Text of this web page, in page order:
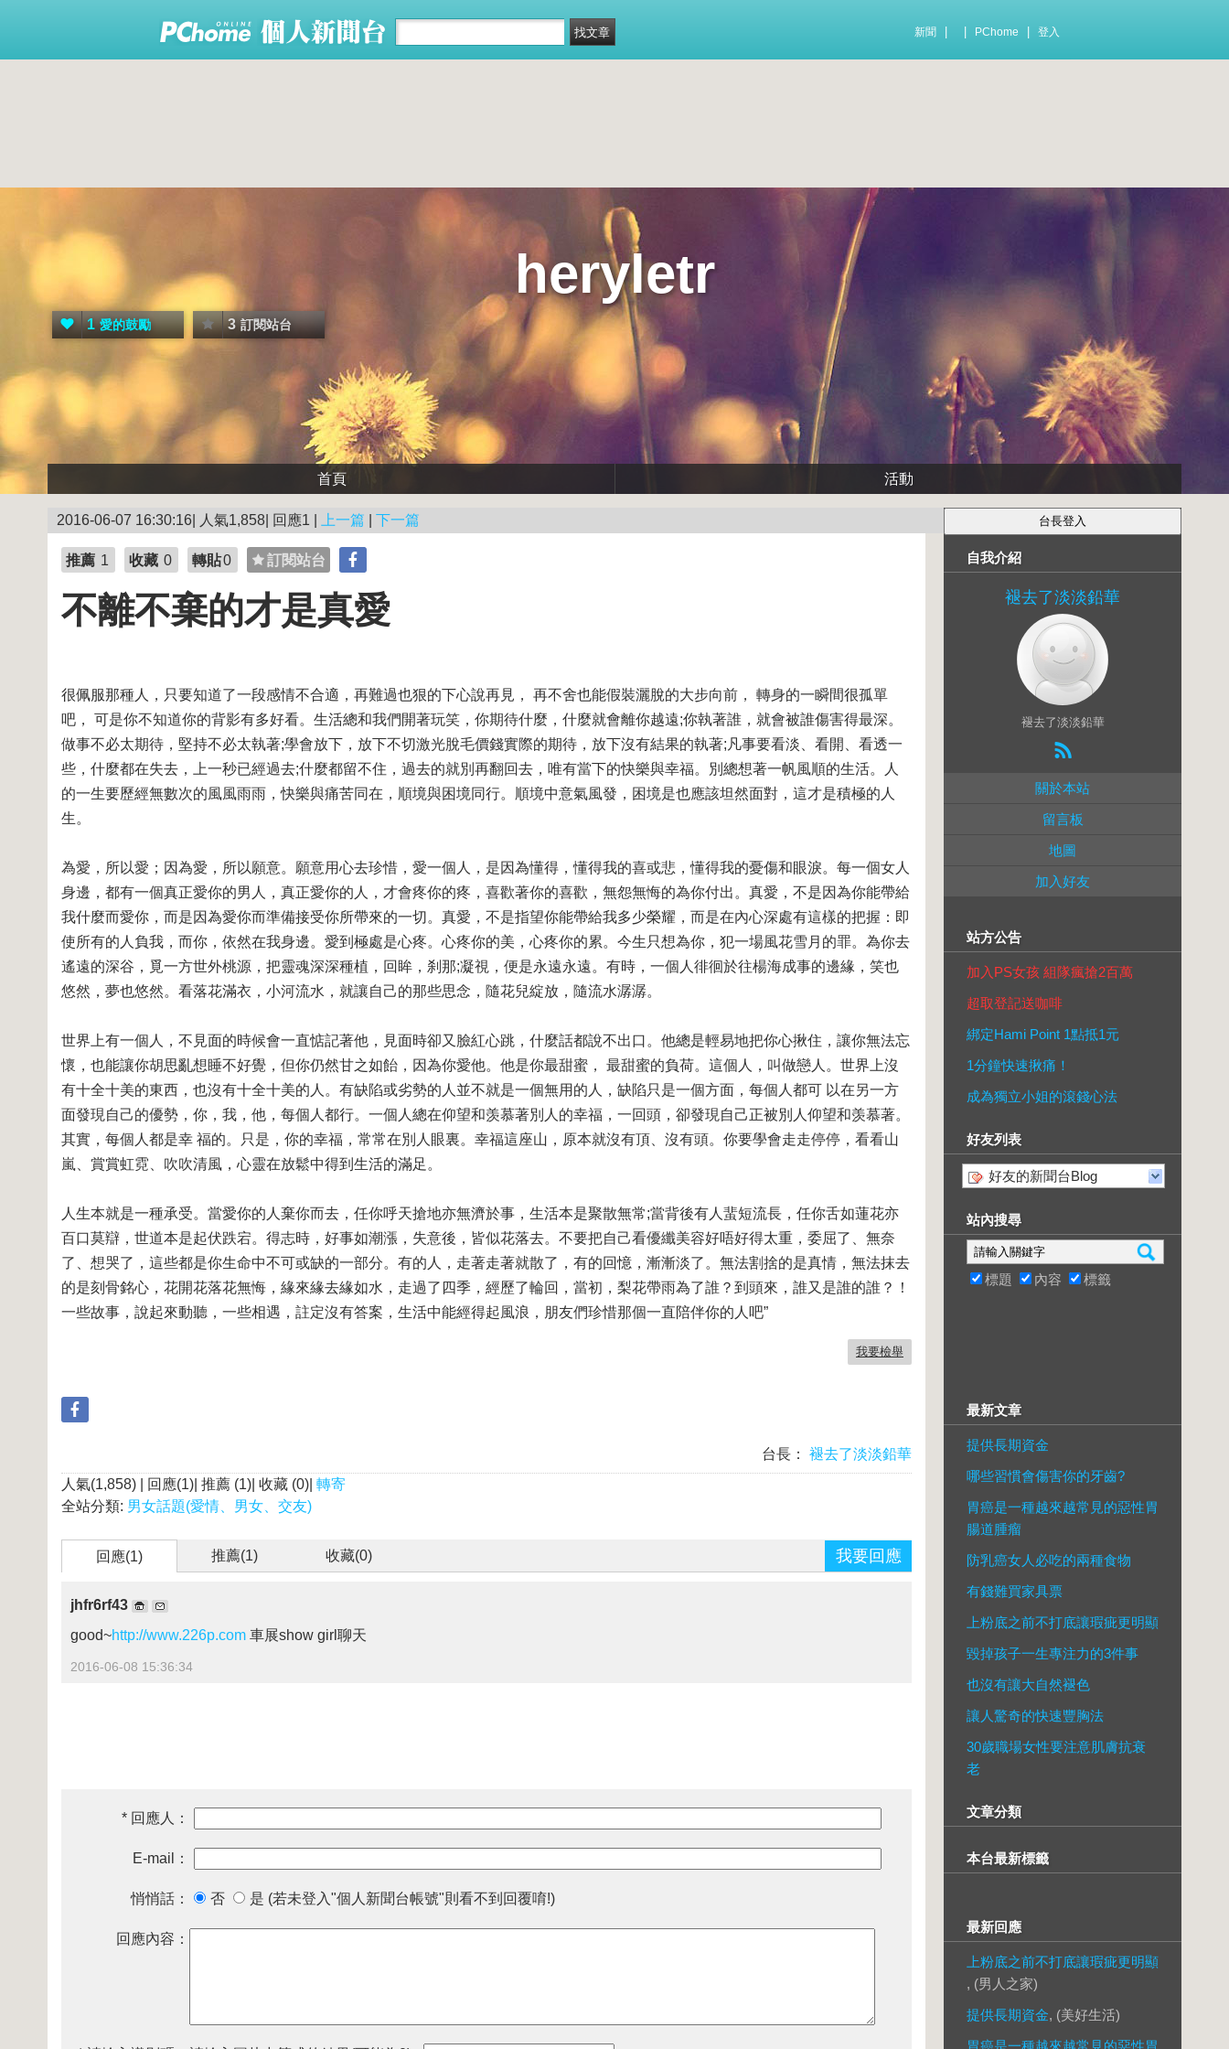
新聞 PChome 登入
heryletr
1 愛的鼓勵 3 訂閱站台
首頁 活動
2016-06-07 16:30:16| 人氣1,858| 回應1 | 上一篇 下一篇
推薦 1 收藏 0 轉貼0 訂閱站台
不離不棄的才是真愛
很佩服那種人，只要知道了一段感情不合適，再難過也狠的下心說再見， 再不舍也能假裝灑脫的大步向前， 轉身的一瞬間很孤單
吧， 可是你不知道你的背影有多好看。生活總和我們開著玩笑，你期待什麼，什麼就會離你越遠;你執著誰，就會被誰傷害得最深。
做事不必太期待，堅持不必太執著;學會放下，放下不切激光脫毛價錢實際的期待，放下沒有結果的執著;凡事要看淡、看開、看透一
些，什麼都在失去，上一秒已經過去;什麼都留不住，過去的就別再翻回去，唯有當下的快樂與幸福。別總想著一帆風順的生活。人
的一生要歷經無數次的風風雨雨，快樂與痛苦同在，順境與困境同行。順境中意氣風發，困境是也應該坦然面對，這才是積極的人
生。
為愛，所以愛；因為愛，所以願意。願意用心去珍惜，愛一個人，是因為懂得，懂得我的喜或悲，懂得我的憂傷和眼淚。每一個女人
身邊，都有一個真正愛你的男人，真正愛你的人，才會疼你的疼，喜歡著你的喜歡，無怨無悔的為你付出。真愛，不是因為你能帶給
我什麼而愛你，而是因為愛你而準備接受你所帶來的一切。真愛，不是指望你能帶給我多少榮耀，而是在內心深處有這樣的把握：即
使所有的人負我，而你，依然在我身邊。愛到極處是心疼。心疼你的美，心疼你的累。今生只想為你，犯一場風花雪月的罪。為你去
遙遠的深谷，覓一方世外桃源，把靈魂深深種植，回眸，刹那;凝視，便是永遠永遠。有時，一個人徘徊於往楊海成事的邊緣，笑也
悠然，夢也悠然。看落花滿衣，小河流水，就讓自己的那些思念，隨花兒綻放，隨流水潺潺。
世界上有一個人，不見面的時候會一直惦記著他，見面時卻又臉紅心跳，什麼話都說不出口。他總是輕易地把你心揪住，讓你無法忘
懷，也能讓你胡思亂想睡不好覺，但你仍然甘之如飴，因為你愛他。他是你最甜蜜， 最甜蜜的負荷。這個人，叫做戀人。世界上沒
有十全十美的東西，也沒有十全十美的人。有缺陷或劣勢的人並不就是一個無用的人，缺陷只是一個方面，每個人都可 以在另一方
面發現自己的優勢，你，我，他，每個人都行。一個人總在仰望和羡慕著別人的幸福，一回頭，卻發現自己正被別人仰望和羡慕著。
其實，每個人都是幸 福的。只是，你的幸福，常常在別人眼裏。幸福這座山，原本就沒有頂、沒有頭。你要學會走走停停，看看山
嵐、賞賞虹霓、吹吹清風，心靈在放鬆中得到生活的滿足。
人生本就是一種承受。當愛你的人棄你而去，任你呼天搶地亦無濟於事，生活本是聚散無常;當背後有人蜚短流長，任你舌如蓮花亦
百口莫辯，世道本是起伏跌宕。得志時，好事如潮漲，失意後，皆似花落去。不要把自己看優纖美容好唔好得太重，委屈了、無奈
了、想哭了，這些都是你生命中不可或缺的一部分。有的人，走著走著就散了，有的回憶，漸漸淡了。無法割捨的是真情，無法抹去
的是刻骨銘心，花開花落花無悔，緣來緣去緣如水，走過了四季，經歷了輪回，當初，梨花帶雨為了誰？到頭來，誰又是誰的誰？！
一些故事，說起來動聽，一些相遇，註定沒有答案，生活中能經得起風浪 ，朋友們珍惜那個一直陪伴你的人吧”
我要檢舉
台長：
褪去了淡淡鉛華
人氣(1,858) | 回應(1)| 推薦 (1)| 收藏 (0)| 轉寄
全站分類: 男女話題(愛情、男女、交友)
回應(1) 推薦(1) 收藏(0) 我要回應
jhfr6rf43
good~http://www.226p.com 車展show girl聊天
2016-06-08 15:36:34
* 回應人：
E-mail：
悄悄話： 否 是 (若未登入"個人新聞台帳號"則看不到回覆唷!)
回應內容：
自我介紹
褪去了淡淡鉛華
褪去了淡淡鉛華
關於本站
留言板
地圖
加入好友
站方公告
加入PS女孩 組隊瘋搶2百萬
超取登記送咖啡
綁定Hami Point 1點抵1元
1分鐘快速揪痛！
成為獨立小姐的滾錢心法
好友列表
好友的新聞台Blog
站內搜尋
標題 內容 標籤
最新文章
提供長期資金
哪些習慣會傷害你的牙齒?
胃癌是一種越來越常見的惡性胃
腸道腫瘤
防乳癌女人必吃的兩種食物
有錢難買家具票
上粉底之前不打底讓瑕疵更明顯
毀掉孩子一生專注力的3件事
也沒有讓大自然褪色
讓人驚奇的快速豐胸法
30歲職場女性要注意肌膚抗衰
老
文章分類
本台最新標籤
最新回應
上粉底之前不打底讓瑕疵更明顯
, (男人之家)
提供長期資金, (美好生活)
胃癌是一種越來越常見的惡性胃